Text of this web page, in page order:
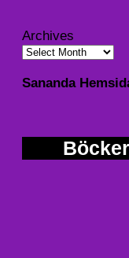
Archives
Sananda